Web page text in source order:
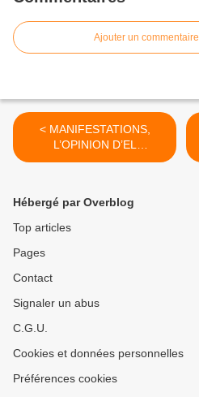
Ajouter un commentaire
< MANIFESTATIONS,
L’OPINION D’EL
MOUDJAHID
Hébergé par Overblog
Top articles
Pages
Contact
Signaler un abus
C.G.U.
Cookies et données personnelles
Préférences cookies